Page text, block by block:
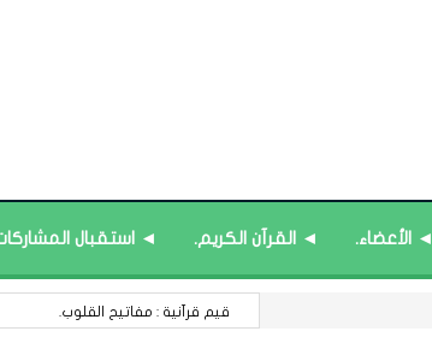
◄ الأعضاء. ◄ القرآن الكريم. ◄ استقبال
قيم قرآنية : مفاتيح القلوب.